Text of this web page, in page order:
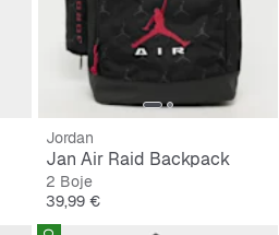
Jordan
Jan Air Raid Backpack
2 Boje
Cijena
39,99 €